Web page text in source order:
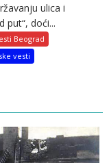
ulica i
put“, doći...
Beograd
vesti